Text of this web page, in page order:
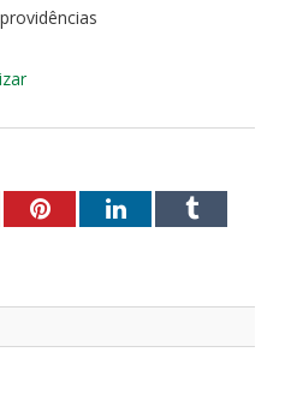
PinterestLinkedInTumblr